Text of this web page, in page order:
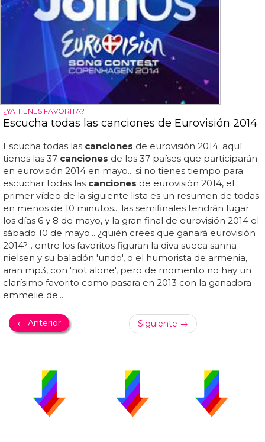
¿YA TIENES FAVORITA?
Escucha todas las canciones de Eurovisión 2014
Escucha todas las canciones de eurovisión 2014: aquí
tienes las 37 canciones de los 37 países que participarán
en eurovisión 2014 en mayo... si no tienes tiempo para
escuchar todas las canciones de eurovisión 2014, el
primer vídeo de la siguiente lista es un resumen de todas
en menos de 10 minutos... las semifinales tendrán lugar
los días 6 y 8 de mayo, y la gran final de eurovisión 2014 el
sábado 10 de mayo... ¿quién crees que ganará eurovisión
2014?... entre los favoritos figuran la diva sueca sanna
nielsen y su baladón 'undo', o el humorista de armenia,
aran mp3, con 'not alone', pero de momento no hay un
clarísimo favorito como pasara en 2013 con la ganadora
emmelie de...
← Anterior Siguiente →